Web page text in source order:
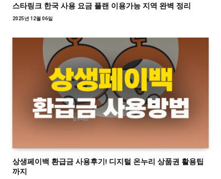
스타링크 한국 사용 요금 플랜 이용가능 지역 완벽 정리
2025년 12월 06일
상생페이백 환급금 사용후기! 디지털 온누리 상품권 활용팁
까지